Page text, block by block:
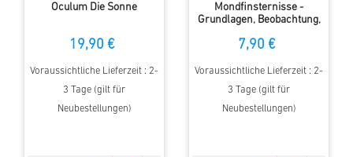
Oculum Die Sonne
19,90 €
Voraussichtliche Lieferzeit : 2-
3 Tage (gilt für
Neubestellungen)
Mondfinsternisse -
Grundlagen, Beobachtung,
Broschiert &#150; 19.
7,90 €
Voraussichtliche Lieferzeit : 2-
3 Tage (gilt für
Neubestellungen)